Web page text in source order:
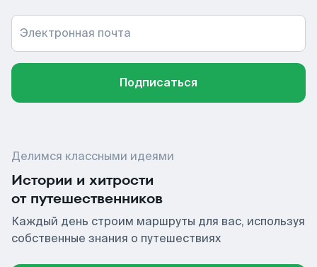
Электронная почта
Подписаться
Делимся классными идеями
Истории и хитрости
от путешественников
Каждый день строим маршруты для вас, используя
собственные знания о путешествиях